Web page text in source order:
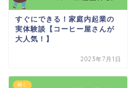
すぐにできる！家庭内起業の
実体験談【コーヒー屋さんが
大人気！】
2023年7月1日
稼ぐ